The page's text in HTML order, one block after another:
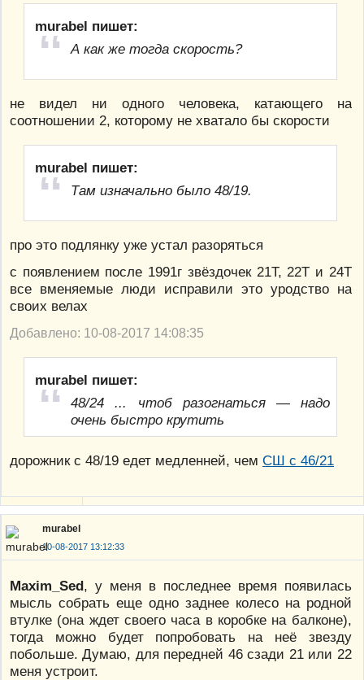
murabel пишет:
А как же тогда скорость?
не видел ни одного человека, катающего на
соотношении 2, которому не хватало бы скорости
murabel пишет:
Там изначально было 48/19.
про это подлянку уже устал разоряться
с появлением после 1991г звёздочек 21Т, 22Т и 24Т
все вменяемые люди исправили это уродство на
своих велах
Добавлено: 10-08-2017 14:08:35
murabel пишет:
48/24 ... чтоб разогнаться — надо
очень быстро крутить
дорожник с 48/19 едет медленней, чем СШ с 46/21
murabel
10-08-2017 13:12:33
Maxim_Sed, у меня в последнее время появилась
мысль собрать еще одно заднее колесо на родной
втулке (она ждет своего часа в коробке на балконе),
тогда можно будет попробовать на неё звезду
побольше. Думаю, для передней 46 сзади 21 или 22
меня устроит.